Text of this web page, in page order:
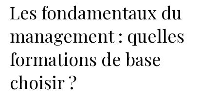
Les fondamentaux du
management : quelles
formations de base
choisir ?